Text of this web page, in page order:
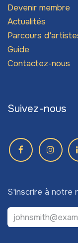
Devenir membre
Actualités
Parcours
Guide
Contactez-nous
Suivez-nous
S'inscrire à notre